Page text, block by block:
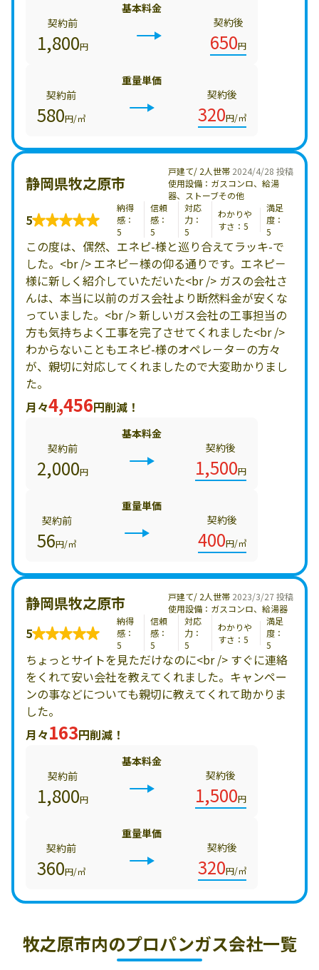
基本料金
契約前
1,800円
契約後
650円
重量単価
契約前
580円/㎥
契約後
320円/㎥
2024/4/28 投稿
静岡県牧之原市
戸建て/ 2人世帯
使用設備：ガスコンロ、給湯
器、ストーブその他
5
納得
感：
5
信頼
感：
5
対応
力：
5
わかりや
すさ：5
満足
度：
5
この度は、偶然、エネピ-様と巡り合えてラッキ-で
した。<br /> エネピ－様の仰る通りです。エネピ－
様に新しく紹介していただいた<br /> ガスの会社さ
んは、本当に以前のガス会社より断然料金が安くな
っていました。<br /> 新しいガス会社の工事担当の
方も気持ちよく工事を完了させてくれました<br />
わからないこともエネピ-様のオペレ－タ－の方々
が、親切に対応してくれましたので大変助かりまし
た。
月々4,456円削減！
基本料金
契約前
2,000円
契約後
1,500円
重量単価
契約前
56円/㎥
契約後
400円/㎥
2023/3/27 投稿
静岡県牧之原市
戸建て/ 2人世帯
使用設備：ガスコンロ、給湯器
5
納得
感：
5
信頼
感：
5
対応
力：
5
わかりや
すさ：5
満足
度：
5
ちょっとサイトを見ただけなのに<br /> すぐに連絡
をくれて安い会社を教えてくれました。キャンペー
ンの事などについても親切に教えてくれて助かりま
した。
月々163円削減！
基本料金
契約前
1,800円
契約後
1,500円
重量単価
契約前
360円/㎥
契約後
320円/㎥
牧之原市内のプロパンガス会社一覧